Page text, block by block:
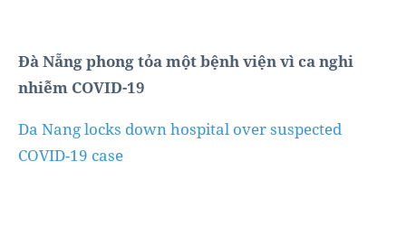
Đà Nẵng phong tỏa một bệnh viện vì ca nghi
nhiễm COVID-19
Da Nang locks down hospital over suspected
COVID-19 case